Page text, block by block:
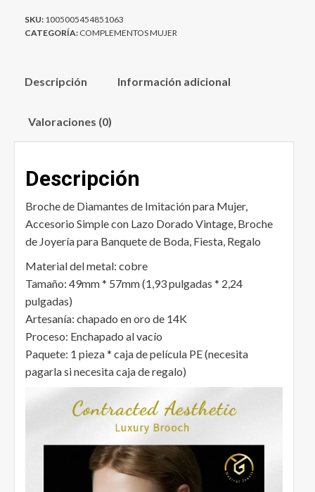
SKU: 1005005454851063
CATEGORÍA: COMPLEMENTOS MUJER
Descripción Información adicional
Valoraciones (0)
Descripción
Broche de Diamantes de Imitación para Mujer,
Accesorio Simple con Lazo Dorado Vintage, Broche
de Joyería para Banquete de Boda, Fiesta, Regalo
Material del metal: cobre
Tamaño: 49mm * 57mm (1,93 pulgadas * 2,24
pulgadas)
Artesanía: chapado en oro de 14K
Proceso: Enchapado al vacío
Paquete: 1 pieza * caja de película PE (necesita
pagarla si necesita caja de regalo)